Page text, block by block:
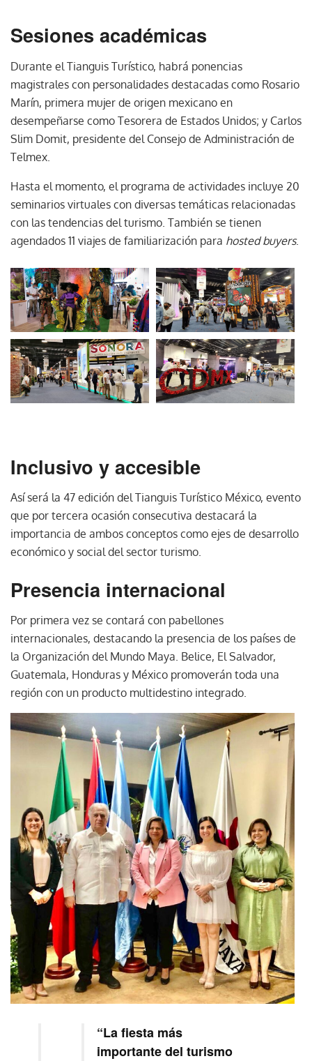
Sesiones académicas
Durante el Tianguis Turístico, habrá ponencias
magistrales con personalidades destacadas como Rosario
Marín, primera mujer de origen mexicano en
desempeñarse como Tesorera de Estados Unidos; y Carlos
Slim Domit, presidente del Consejo de Administración de
Telmex.
Hasta el momento, el programa de actividades incluye 20
seminarios virtuales con diversas temáticas relacionadas
con las tendencias del turismo. También se tienen
agendados 11 viajes de familiarización para hosted buyers.
Inclusivo y accesible
Así será la 47 edición del Tianguis Turístico México, evento
que por tercera ocasión consecutiva destacará la
importancia de ambos conceptos como ejes de desarrollo
económico y social del sector turismo.
Presencia internacional
Por primera vez se contará con pabellones
internacionales, destacando la presencia de los países de
la Organización del Mundo Maya. Belice, El Salvador,
Guatemala, Honduras y México promoverán toda una
región con un producto multidestino integrado.
“La fiesta más
importante del turismo